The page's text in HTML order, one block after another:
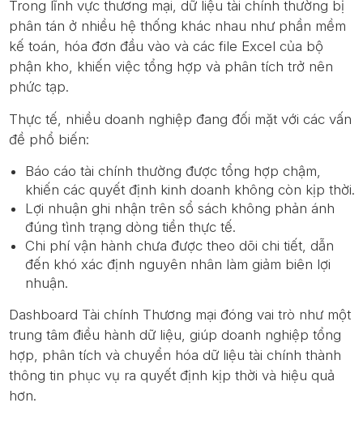
Trong lĩnh vực thương mại, dữ liệu tài chính thường bị
phân tán ở nhiều hệ thống khác nhau như phần mềm
kế toán, hóa đơn đầu vào và các file Excel của bộ
phận kho, khiến việc tổng hợp và phân tích trở nên
phức tạp.
Thực tế, nhiều doanh nghiệp đang đối mặt với các vấn
đề phổ biến:
Báo cáo tài chính thường được tổng hợp chậm,
khiến các quyết định kinh doanh không còn kịp thời.
Lợi nhuận ghi nhận trên sổ sách không phản ánh
đúng tình trạng dòng tiền thực tế.
Chi phí vận hành chưa được theo dõi chi tiết, dẫn
đến khó xác định nguyên nhân làm giảm biên lợi
nhuận.
Dashboard Tài chính Thương mại đóng vai trò như một
trung tâm điều hành dữ liệu, giúp doanh nghiệp tổng
hợp, phân tích và chuyển hóa dữ liệu tài chính thành
thông tin phục vụ ra quyết định kịp thời và hiệu quả
hơn.